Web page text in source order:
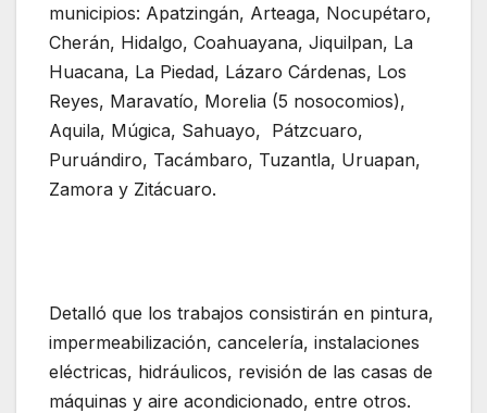
municipios: Apatzingán, Arteaga, Nocupétaro,
Cherán, Hidalgo, Coahuayana, Jiquilpan, La
Huacana, La Piedad, Lázaro Cárdenas, Los
Reyes, Maravatío, Morelia (5 nosocomios),
Aquila, Múgica, Sahuayo, Pátzcuaro,
Puruándiro, Tacámbaro, Tuzantla, Uruapan,
Zamora y Zitácuaro.
Detalló que los trabajos consistirán en pintura,
impermeabilización, cancelería, instalaciones
eléctricas, hidráulicos, revisión de las casas de
máquinas y aire acondicionado, entre otros.